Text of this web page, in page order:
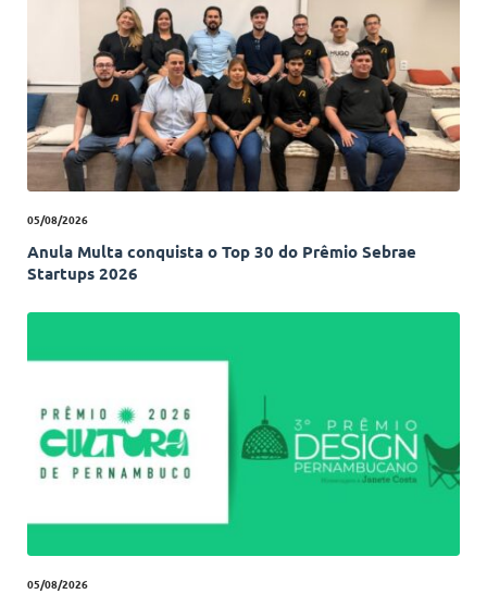
05/08/2026
Anula Multa conquista o Top 30 do Prêmio Sebrae
Startups 2026
05/08/2026